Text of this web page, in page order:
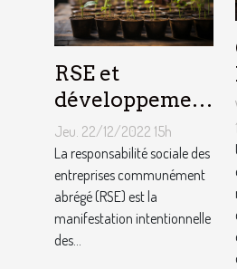
RSE et
développement
durable :
Comment
décrocher vite
un emploi avec
ce profil ?
Jeu. 22/12/2022 15h
La responsabilité sociale des
entreprises communément
abrégé (RSE) est la
manifestation intentionnelle
des...